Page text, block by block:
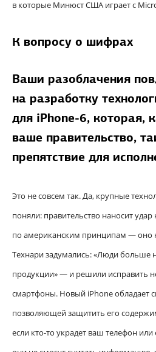
в которые Минюст США играет с
К вопросу о шифрах
Ваши разоблачения
на разработку
для iPhone-6, которая,
ваше правительство,
препятствие для
Это не совсем так. Да, крупные
поняли: правительство наносит удар
по американским принципам — оно
Технари задумались: «Люди больше
продукции» — и решили исправить
смартфоны. Новый iPhone обладает
позволяющей защитить его
если кто-то украдет ваш телефон